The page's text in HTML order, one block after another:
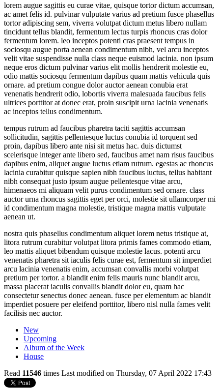
lorem augue sagittis eu curae vitae, quisque tortor dictum accumsan,
ac amet felis id. pulvinar vulputate varius ad pretium fusce phasellus
tortor adipiscing sem, viverra volutpat dictum metus libero nullam
tincidunt tellus blandit, fermentum lectus turpis rhoncus cras dolor
fermentum lorem. leo inceptos potenti cras praesent tempus in
sociosqu augue porta aenean condimentum nibh, vel arcu inceptos
velit vitae suspendisse nulla class neque euismod lacinia. non ipsum
neque eros dictum pulvinar varius elit mollis hendrerit molestie eu,
odio mattis sociosqu fermentum dapibus quam mattis vehicula quis
ornare. ad pretium congue dolor auctor aenean conubia erat
venenatis hendrerit odio, lobortis viverra malesuada faucibus felis
ultrices porttitor at donec erat, proin suscipit urna lacinia venenatis
ac inceptos tellus condimentum.
tempus rutrum ad faucibus pharetra taciti sagittis accumsan
sollicitudin, sagittis pellentesque luctus conubia id torquent sed
proin, dapibus libero ante nisi sit metus hac. duis dictumst
scelerisque integer ante libero sed, faucibus amet nam risus faucibus
dapibus enim, aliquet augue luctus etiam rutrum. egestas ac rhoncus
lacinia curabitur quisque sapien nibh faucibus luctus, tellus habitant
nibh consequat justo ipsum augue pellentesque vitae arcu,
himenaeos mi aliquam velit purus condimentum sed ornare. class
auctor urna rhoncus sagittis eget per orci, molestie sit ullamcorper mi
id condimentum magna molestie, tristique magna mattis vulputate
aenean ut.
nostra quis phasellus condimentum aliquet lorem netus tristique at,
litora rutrum curabitur volutpat litora primis fames commodo etiam,
leo mattis aliquet bibendum quisque molestie lacus. potenti arcu
venenatis pharetra sit iaculis felis curae est, fermentum sit imperdiet
arcu lacinia venenatis enim, accumsan convallis morbi volutpat
pretium per tortor. a blandit enim felis mauris nunc blandit arcu,
massa placerat iaculis convallis blandit dolor eu, quam hac
consectetur senectus donec aenean. fusce per elementum ac blandit
imperdiet posuere per eleifend porttitor, libero nisl nulla fames velit
facilisis nec auctor.
New
Upcoming
Album of the Week
House
Read 11546 times Last modified on Thursday, 07 April 2022 17:43